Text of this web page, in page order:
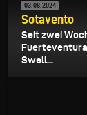
03.08.2024
Sotavento
Seit zwei
Swell...